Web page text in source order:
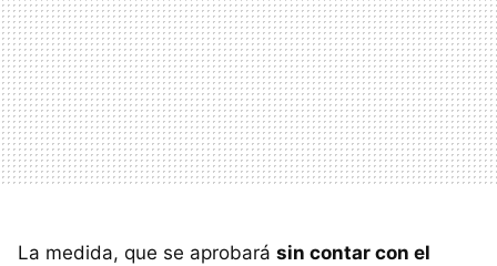
La medida, que se aprobará sin contar con el